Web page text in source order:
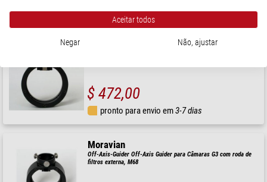
pronto para envio em1-2 semanas
$ 472,00
pronto para envio em3-7 dias
Moravian
Off-Axis-Guider Off-Axis Guider para Câmaras G3 com roda de
filtros externa, M68
Aceitar todos
Negar Não, ajustar